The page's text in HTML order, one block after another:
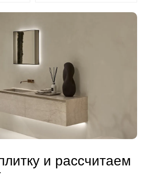
и рассчитаем